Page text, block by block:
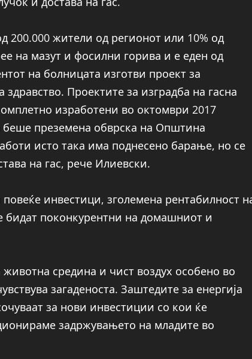
200.000 жители од регионот или 10% од
на мазут и фосилни горива и е еден од
на болницата изготви проект за
Проектите за изградба на гасна
изработени во октомври 2017
беше преземена обврска на Општина
исто така има поднесено барање, но се
на гас, рече Илиевски.
инвестици, зголемена рентабилност
бидат поконкурентни на домашниот и
средина и чист воздух особено во
загаденоста. Заштедите за енергија
за нови инвестиции со кои ќе
задржувањето на младите во